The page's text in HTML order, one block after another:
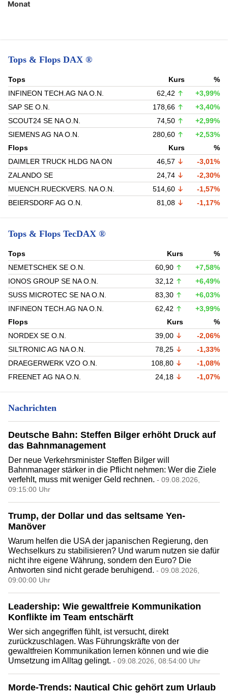
Tops & Flops DAX ®
Tops Kurs
%
INFINEON TECH.AG NA O.N.
62,42
+3,99%
SAP SE O.N.
178,66
+3,40%
SCOUT24 SE NA O.N.
74,50
+2,99%
SIEMENS AG NA O.N.
280,60
+2,53%
Flops
Kurs
%
DAIMLER TRUCK HLDG NA ON
46,57
-3,01%
ZALANDO SE
24,74
-2,30%
MUENCH.RUECKVERS. NA O.N.
514,60
-1,57%
BEIERSDORF AG O.N.
81,08 -1,17%
Tops & Flops TecDAX ®
Tops Kurs
%
NEMETSCHEK SE O.N.
60,90
+7,58%
IONOS GROUP SE NA O.N.
32,12
+6,49%
SUSS MICROTEC SE NA O.N.
83,30
+6,03%
INFINEON TECH.AG NA O.N.
62,42
+3,99%
Flops
Kurs
%
NORDEX SE O.N.
39,00
-2,06%
SILTRONIC AG NA O.N.
78,25
-1,33%
DRAEGERWERK VZO O.N.
108,80
-1,08%
FREENET AG NA O.N.
24,18 -1,07%
Nachrichten
Deutsche Bahn: Steffen Bilger erhöht Druck auf
das Bahnmanagement
Der neue Verkehrsminister Steffen Bilger will
Bahnmanager stärker in die Pflicht nehmen: Wer die Ziele
verfehlt, muss mit weniger Geld rechnen. - 09.08.2026,
09:15:00 Uhr
Trump, der Dollar und das seltsame Yen-
Manöver
Warum helfen die USA der japanischen Regierung, den
Wechselkurs zu stabilisieren? Und warum nutzen sie dafür
nicht ihre eigene Währung, sondern den Euro? Die
Antworten sind nicht gerade beruhigend. - 09.08.2026,
09:00:00 Uhr
Leadership: Wie gewaltfreie Kommunikation
Konflikte im Team entschärft
Wer sich angegriffen fühlt, ist versucht, direkt
zurückzuschlagen. Was Führungskräfte von der
gewaltfreien Kommunikation lernen können und wie die
Umsetzung im Alltag gelingt. - 09.08.2026, 08:54:00 Uhr
Morde-Trends: Nautical Chic gehört zum Urlaub